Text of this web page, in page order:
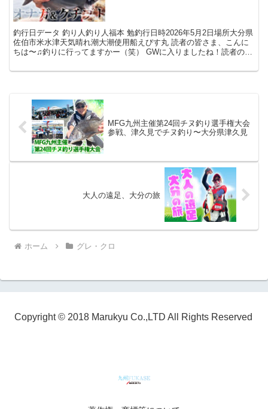
釣行日データ 釣り人釣り人福本 勉釣行日時2026年5月2日場所大分県
佐伯市米水津天気晴れ潮大潮使用船えびす丸 読者の皆さま、こんに
ちは〜♫釣りに行ってますかー（笑） GWに入りましたね！読者の皆
MFG九州主催第24回チヌ釣り選手権大会
参戦、津久見でチヌ釣り〜大分県津久見
大人の遠足、大分の旅
ホーム グレ・クロ
Copyright © 2018 Marukyu Co.,LTD All Rights Reserved